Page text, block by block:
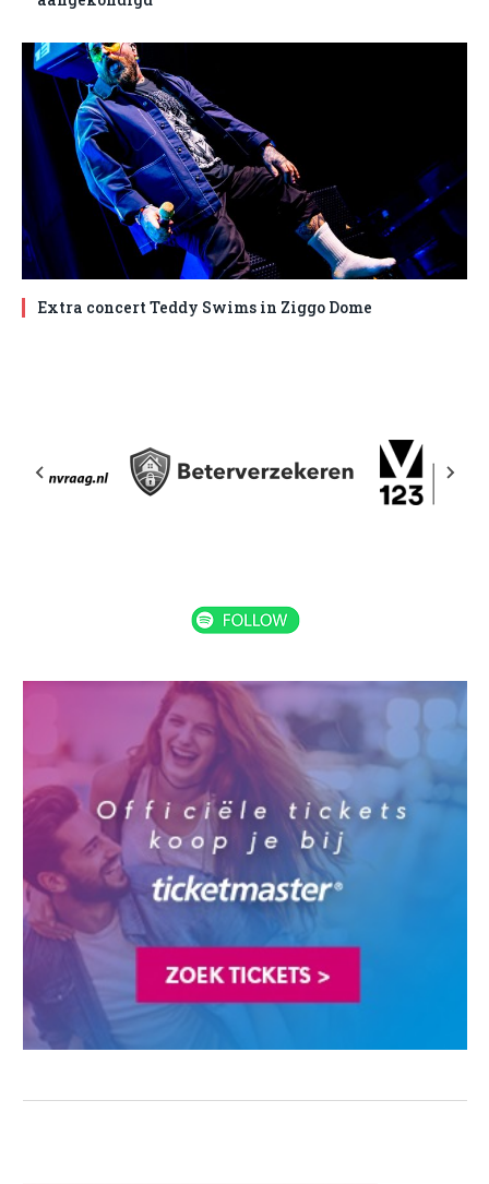
Extra concert Teddy Swims in Ziggo Dome